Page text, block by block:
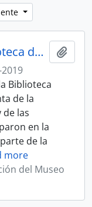
Archivo Histórico de la Biblioteca del Museo
Biblioteca
de la
las
en la
de la
more
del Museo